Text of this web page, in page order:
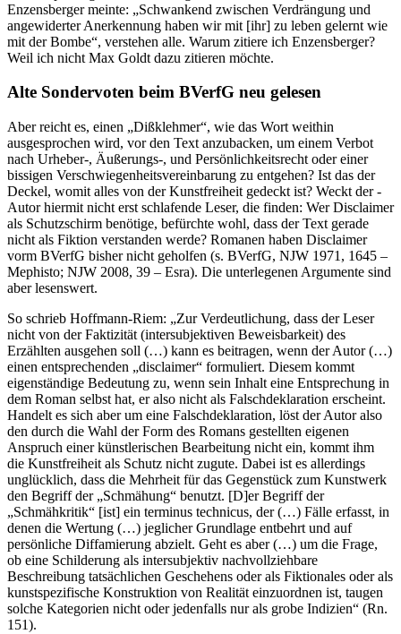
Enzensberger meinte: „Schwankend zwischen Verdrängung und
angewiderter Anerkennung haben wir mit [ihr] zu leben gelernt wie
mit der Bombe“, verstehen alle. Warum zitiere ich Enzensberger?
Weil ich nicht Max Goldt dazu zitieren möchte.
Alte Sondervoten beim BVerfG neu gelesen
Aber reicht es, einen „Dißklehmer“, wie das Wort weithin
ausgesprochen wird, vor den Text anzubacken, um einem Verbot
nach Urheber-, Äußerungs-, und Persönlichkeitsrecht oder einer
bissigen Verschwiegenheitsvereinbarung zu entgehen? Ist das der
Deckel, womit alles von der Kunstfreiheit gedeckt ist? Weckt der ­
Autor hiermit nicht erst schlafende Leser, die finden: Wer Disclaimer
als Schutzschirm benötige, befürchte wohl, dass der Text gerade
nicht als Fiktion verstanden werde? Romanen haben Disclaimer
vorm BVerfG bisher nicht geholfen (s. BVerfG, NJW 1971, 1645 –
Mephisto; NJW 2008, 39 – Esra). Die unterlegenen Argumente sind
aber lesenswert.
So schrieb Hoffmann-Riem: „Zur Verdeutlichung, dass der Leser
nicht von der Faktizität (intersubjektiven Beweisbarkeit) des
Erzählten ausgehen soll (…) kann es beitragen, wenn der Autor (…)
einen entsprechenden „disclaimer“ formuliert. Diesem kommt
eigenständige Bedeutung zu, wenn sein Inhalt eine Entsprechung in
dem Roman selbst hat, er also nicht als Falschdeklaration erscheint.
Handelt es sich aber um eine Falsch­deklaration, löst der Autor also
den durch die Wahl der Form des Romans gestellten eigenen
Anspruch einer künstlerischen Bearbeitung nicht ein, kommt ihm
die Kunstfreiheit als Schutz nicht zugute. Dabei ist es aller­dings
unglücklich, dass die Mehrheit für das Gegenstück zum Kunstwerk
den Begriff der „Schmähung“ benutzt. [D]er Begriff der
„Schmähkritik“ [ist] ein terminus technicus, der (…) Fälle erfasst, in
denen die Wertung (…) jeglicher Grundlage entbehrt und auf
persönliche Diffamierung abzielt. Geht es aber (…) um die Frage,
ob eine Schilderung als intersubjektiv nachvollziehbare
Beschreibung tatsächlichen Geschehens oder als Fiktionales oder als
kunstspezifische Konstruktion von Realität einzuordnen ist, taugen
solche Kategorien nicht oder jedenfalls nur als grobe Indizien“ (Rn.
151).